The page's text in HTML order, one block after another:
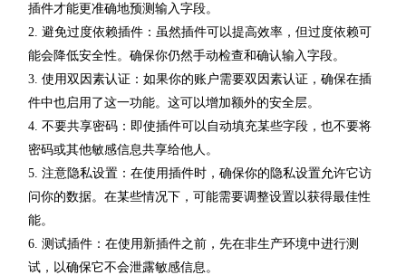
插件才能更准确地预测输入字段。
2. 避免过度依赖插件：虽然插件可以提高效率，但过度依赖可
能会降低安全性。确保你仍然手动检查和确认输入字段。
3. 使用双因素认证：如果你的账户需要双因素认证，确保在插
件中也启用了这一功能。这可以增加额外的安全层。
4. 不要共享密码：即使插件可以自动填充某些字段，也不要将
密码或其他敏感信息共享给他人。
5. 注意隐私设置：在使用插件时，确保你的隐私设置允许它访
问你的数据。在某些情况下，可能需要调整设置以获得最佳性
能。
6. 测试插件：在使用新插件之前，先在非生产环境中进行测
试，以确保它不会泄露敏感信息。